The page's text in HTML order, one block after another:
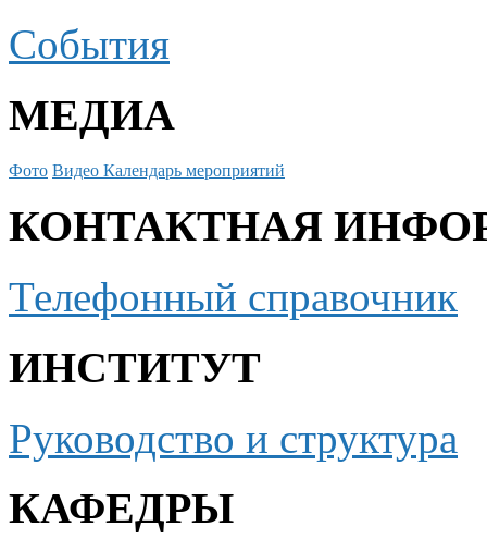
События
МЕДИА
Фото Видео Календарь мероприятий
КОНТАКТНАЯ
Телефонный справочник
ИНСТИТУТ
Руководство и структура
КАФЕДРЫ